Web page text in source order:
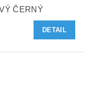
ČERNÝ
DETAIL